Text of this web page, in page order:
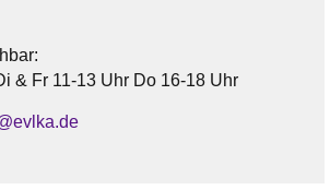
& Fr 11-13 Uhr Do 16-18 Uhr